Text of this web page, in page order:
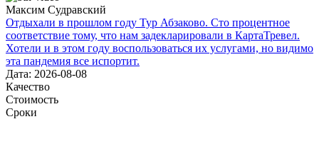
Максим Судравский
Отдыхали в прошлом году Тур Абзаково. Сто процентное
соответствие тому, что нам задекларировали в КартаТревел.
Хотели и в этом году воспользоваться их услугами, но видимо
эта пандемия все испортит.
Дата: 2026-08-08
Качество
Стоимость
Сроки